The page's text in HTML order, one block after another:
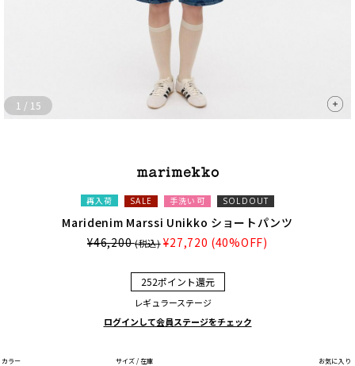
1 / 15
再入荷 SALE 手洗い可 SOLDOUT
Maridenim Marssi Unikko ショートパンツ
¥46,200(税込) ¥27,720 (40%OFF)
252ポイント還元
レギュラーステージ
ログインして会員ステージをチェック
カラー サイズ / 在庫 お気に入り